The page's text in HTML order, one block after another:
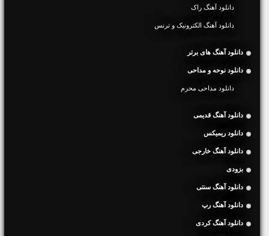
دانلود آهنگ راک
دانلود آهنگ الکترونیک و ترنس
دانلود آهنگ های برتر
دانلود نوحه و مداحی
دانلود مداحی محرم
دانلود آهنگ قدیمی
دانلود ریمیکس
دانلود آهنگ خارجی
بزودی
دانلود آهنگ سنتی
دانلود آهنگ رپ
دانلود آهنگ کردی